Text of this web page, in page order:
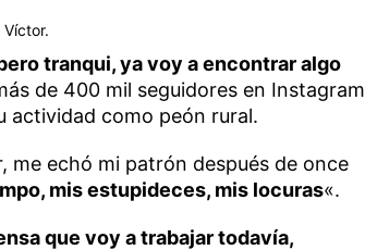
tranqui, ya voy a encontrar algo
de 400 mil seguidores en Instagram
actividad como peón rural.
me echó mi patrón después de once
mis estupideces, mis locuras«.
que voy a trabajar todavía,